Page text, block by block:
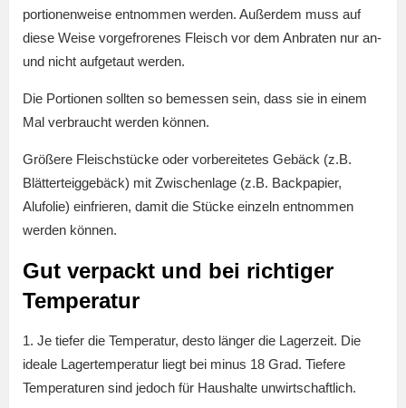
portionenweise entnommen werden. Außerdem muss auf
diese Weise vorgefrorenes Fleisch vor dem Anbraten nur an-
und nicht aufgetaut werden.
Die Portionen sollten so bemessen sein, dass sie in einem
Mal verbraucht werden können.
Größere Fleischstücke oder vorbereitetes Gebäck (z.B.
Blätterteiggebäck) mit Zwischenlage (z.B. Backpapier,
Alufolie) einfrieren, damit die Stücke einzeln entnommen
werden können.
Gut verpackt und bei richtiger
Temperatur
1. Je tiefer die Temperatur, desto länger die Lagerzeit. Die
ideale Lagertemperatur liegt bei minus 18 Grad. Tiefere
Temperaturen sind jedoch für Haushalte unwirtschaftlich.